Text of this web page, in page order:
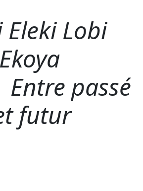
Eleki Lobi
Ekoya
passé
futur